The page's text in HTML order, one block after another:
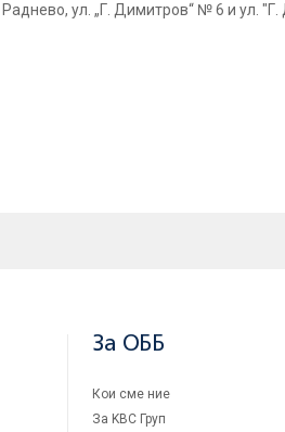
ул. „Г. Димитров“ № 6 и ул.
За ОББ
Кои сме ние
За KBC Груп